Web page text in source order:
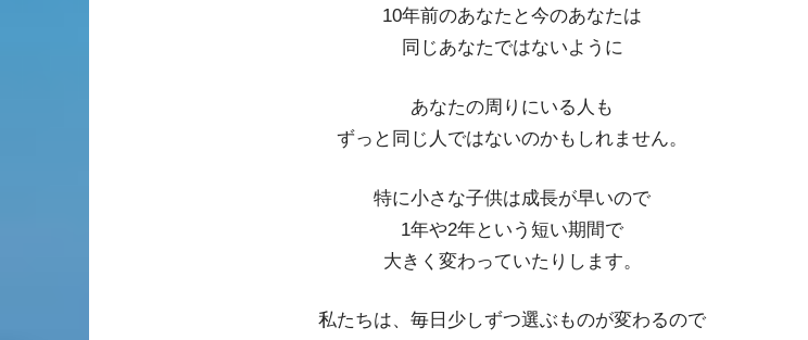
10年前のあなたと今のあなたは
同じあなたではないように
あなたの周りにいる人も
ずっと同じ人ではないのかもしれません。
特に小さな子供は成長が早いので
1年や2年という短い期間で
大きく変わっていたりします。
私たちは、毎日少しずつ選ぶものが変わるので